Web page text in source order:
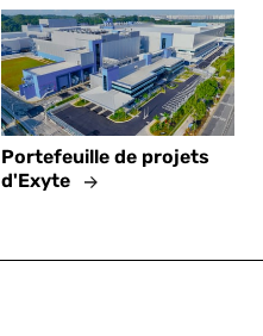
Portefeuille de projets
d'Exyte